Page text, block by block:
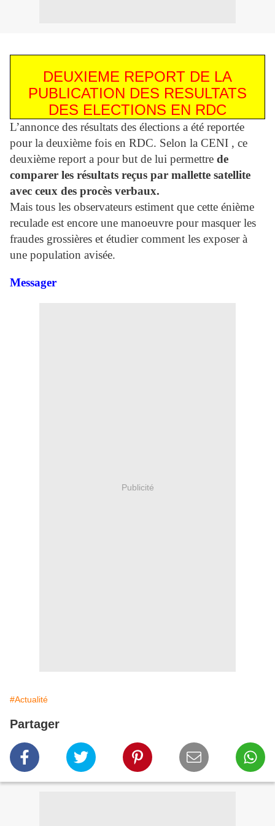
DEUXIEME REPORT DE LA
PUBLICATION DES RESULTATS
DES ELECTIONS EN RDC
L’annonce des résultats des élections a été reportée
pour la deuxième fois en RDC. Selon la CENI , ce
deuxième report a pour but de lui permettre de
comparer les résultats reçus par mallette satellite
avec ceux des procès verbaux.
Mais tous les observateurs estiment que cette énième
reculade est encore une manoeuvre pour masquer les
fraudes grossières et étudier comment les exposer à
une population avisée.
Messager
Publicité
#Actualité
Partager